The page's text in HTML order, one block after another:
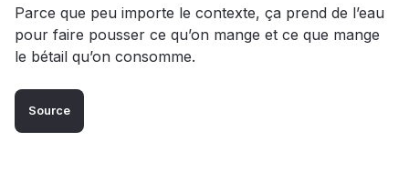
Parce que peu importe le contexte, ça prend de l’eau
pour faire pousser ce qu’on mange et ce que mange
le bétail qu’on consomme.
Source